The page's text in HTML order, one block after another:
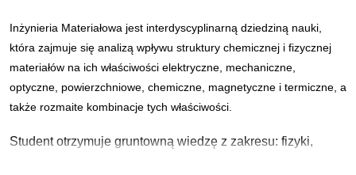
Stacjonarne studia II stopnia na kierunku Inżynieria
biomedyczna o trwają 3 semestry i kończą się
zrealizowaniem pracy dyplomowej i uzyskaniem tytułu
magistra inżynierii biomedycznej.
Inżynieria Materiałowa jest interdyscyplinarną dziedziną nauki,
która zajmuje się analizą wpływu struktury chemicznej i fizycznej
materiałów na ich właściwości elektryczne, mechaniczne,
optyczne, powierzchniowe, chemiczne, magnetyczne i termiczne, a
także rozmaite kombinacje tych właściwości.
Student otrzymuje gruntowną wiedzę z zakresu: fizyki,